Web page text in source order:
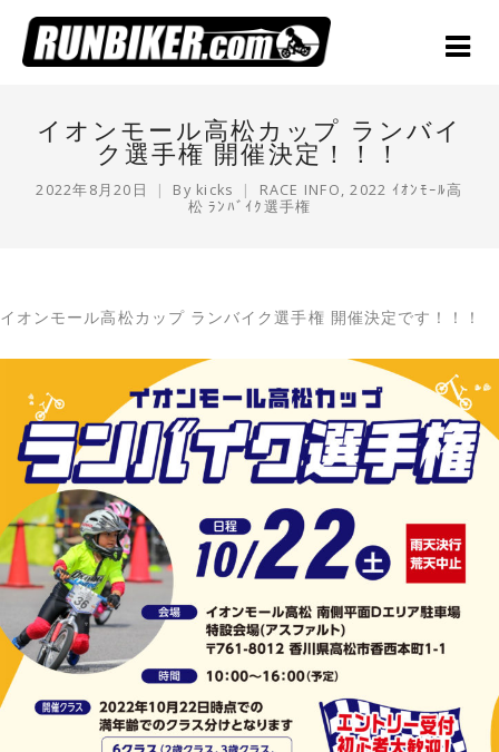
イオンモール高松カップ ランバイ
ク選手権 開催決定！！！
2022年8月20日 By kicks RACE INFO,2022 ｲｵﾝﾓｰﾙ高
松 ﾗﾝﾊﾞｲｸ選手権
イオンモール高松カップ ランバイク選手権 開催決定です！！！